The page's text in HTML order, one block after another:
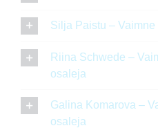
Silja Paistu –
Riina Schwede –
osaleja
Galina Komarova –
osaleja